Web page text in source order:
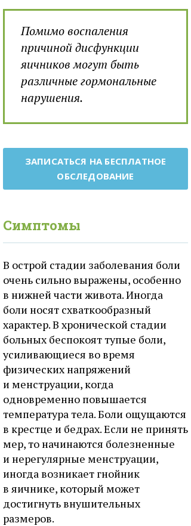
Помимо воспаления
причиной дисфункции
яичников могут быть
различные гормональные
нарушения.
ЗАПИСАТЬСЯ НА БЕСПЛАТНОЕ
ОБСЛЕДОВАНИЕ
Симптомы
В острой стадии заболевания боли
очень сильно выражены, особенно
в нижней части живота. Иногда
боли носят схваткообразный
характер. В хронической стадии
больных беспокоят тупые боли,
усиливающиеся во время
физических напряжений
и менструации, когда
одновременно повышается
температура тела. Боли ощущаются
в крестце и бедрах. Если не принять
мер, то начинаются болезненные
и нерегулярные менструации,
иногда возникает гнойник
в яичнике, который может
достигнуть внушительных
размеров.